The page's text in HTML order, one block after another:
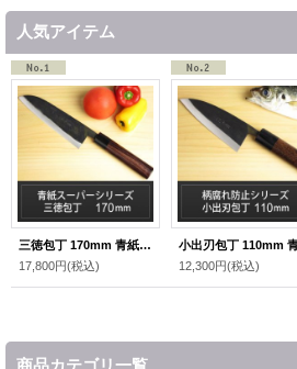
人気アイテム
三徳包丁 170mm 青紙スーパーシリーズ/切れ味抜群【無料研ぎ直し券付き】
17,800円(税込)
12,300円(税込)
商品カテゴリ一覧